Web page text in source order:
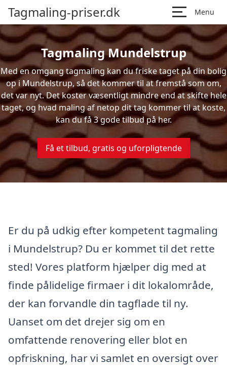
Tagmaling-priser.dk Menu
Tagmaling Mundelstrup
Med en omgang tagmaling kan du friske taget på din bolig
op i Mundelstrup, så det kommer til at fremstå som om,
det var nyt. Det koster væsentligt mindre end at skifte hele
taget, og hvad maling af netop dit tag kommer til at koste,
kan du få 3 gode tilbud på her.
Få et tilbud, gratis og uforpligtende
Er du på udkig efter kompetent tagmaling
i Mundelstrup? Du er kommet til det rette
sted! Vores platform hjælper dig med at
finde pålidelige firmaer i dit lokalområde,
der kan forvandle din tagflade til ny.
Uanset om det drejer sig om en
omfattende renovering eller blot en
opfriskning, har vi samlet en oversigt over